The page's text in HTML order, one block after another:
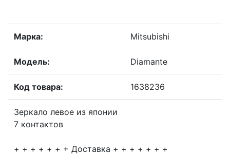
Марка: Mitsubishi
Модель: Diamante
Код товара: 1638236
Зеркало левое из японии
7 контактов
+ + + + + + + Доставка + + + + + + +